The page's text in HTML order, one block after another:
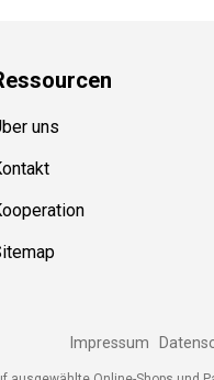
n
uns
Impressum